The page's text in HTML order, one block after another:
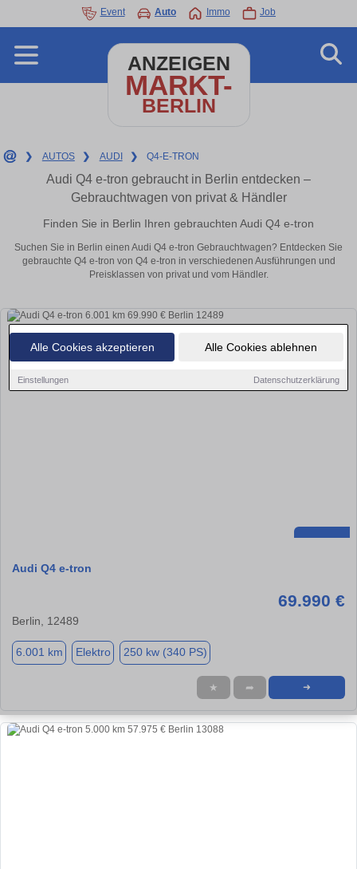
Alle Cookies akzeptieren Alle Cookies ablehnen
Einstellungen Datenschutzerklärung
Event Auto Immo Job
ANZEIGEN
MARKT-
BERLIN
❯ AUTOS ❯ AUDI ❯ Q4-E-TRON
Audi Q4 e-tron gebraucht in Berlin entdecken –
Gebrauchtwagen von privat & Händler
Finden Sie in Berlin Ihren gebrauchten Audi Q4 e-tron
Suchen Sie in Berlin einen Audi Q4 e-tron Gebrauchtwagen? Entdecken Sie
gebrauchte Q4 e-tron von Q4 e-tron in verschiedenen Ausführungen und
Preisklassen von privat und vom Händler.
Audi Q4 e-tron
69.990 €
Berlin, 12489
6.001 km Elektro 250 kw (340 PS)
★ ➦ ➜